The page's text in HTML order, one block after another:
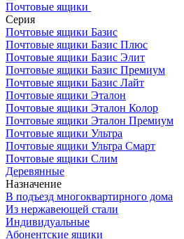
Почтовые ящики
Серия
Почтовые ящики Базис
Почтовые ящики Базис Плюс
Почтовые ящики Базис Элит
Почтовые ящики Базис Премиум
Почтовые ящики Базис Лайт
Почтовые ящики Эталон
Почтовые ящики Эталон Колор
Почтовые ящики Эталон Премиум
Почтовые ящики Ультра
Почтовые ящики Ультра Смарт
Почтовые ящики Слим
Деревянные
Назначение
В подъезд многоквартирного дома
Из нержавеющей стали
Индивидуальные
Абонентские ящики